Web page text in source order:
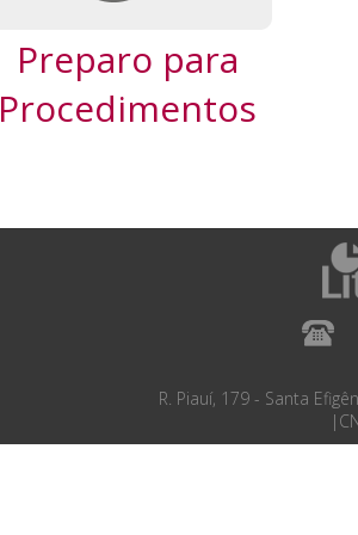
Preparo para
Procedimentos
R. Piauí, 179 - Santa